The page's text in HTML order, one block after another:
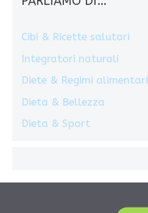
Cibi & Ricette salutari
Integratori naturali
Diete & Regimi alimentari
Dieta & Bellezza
Dieta & Sport